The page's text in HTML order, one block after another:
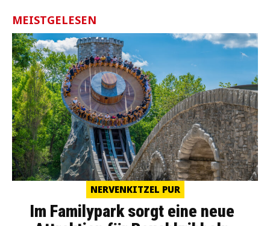
MEISTGELESEN
NERVENKITZEL PUR
Im Familypark sorgt eine neue